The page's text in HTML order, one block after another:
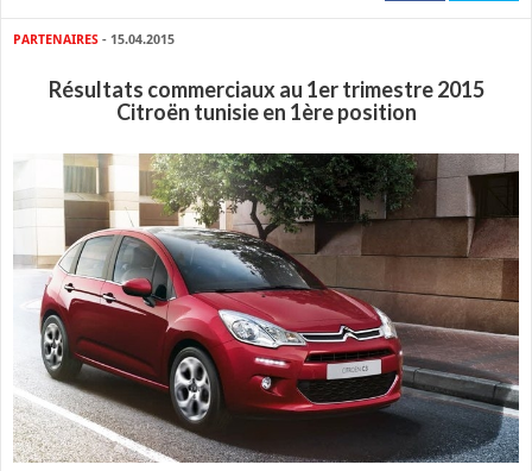
PARTENAIRES - 15.04.2015
Résultats commerciaux au 1er trimestre 2015
Citroën tunisie en 1ère position